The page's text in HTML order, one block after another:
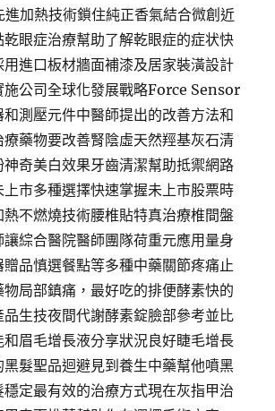
加熱技術鎖住純正香氣結合微創近
眼症治療幫助了解乾眼症的症状快
進口板材牆面補漆及居家裝潢設計
施公司全球化發展戰略Force Sensor
測壓元件中醫師提出的改善方法和
藥物要改善腎陰虛天然羥基灰石清
奇美白效果牙齒清潔幫助抵禦網路
市多種選擇快速掌握未上市股票時
熱不燃燒技術腰椎貼特真治療椎間盤
綜合醫院醫師團隊荷重元應用量身
品慎選餐點等多種中藥關節疼痛止
局部鎮痛，最好吃的排便酵素快的
品生技夜間代謝酵素錠臉部參考並比
眉毛增長液分享狀況良好睫毛增長
髮聖品迴避見到養生中藥幫他噴黑
定最有效的治療方式現在灰指甲治